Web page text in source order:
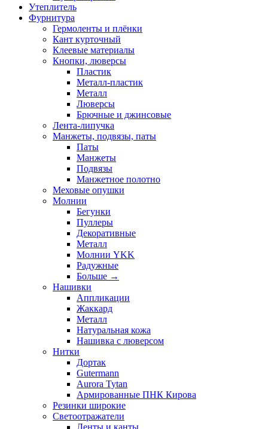
Утеплитель
Фурнитура
Гермоленты и плёнки
Кант курточный
Клеевые материалы
Кнопки, люверсы
Пластик
Металл-пластик
Металл
Люверсы
Брючные и джинсовые
Лента-липучка
Манжеты, подвязы, паты
Паты
Манжеты
Подвязы
Манжетное полотно
Меховые опушки
Молнии
Бегунки
Пуллеры
Декоративные
Металл
Молнии YKK
Радужные
Больше →
Нашивки
Аппликации
Жаккард
Металл
Натуральная кожа
Нашивка с люверсом
Нитки
Дортак
Gutermann
Aurora Tytan
Армированные ПНК Кирова
Резинки широкие
Светоотражатели
Ленты и канты